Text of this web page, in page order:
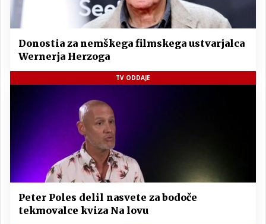
Donostia za nemškega filmskega ustvarjalca
Wernerja Herzoga
TV ODDAJE
Peter Poles delil nasvete za bodoče
tekmovalce kviza Na lovu